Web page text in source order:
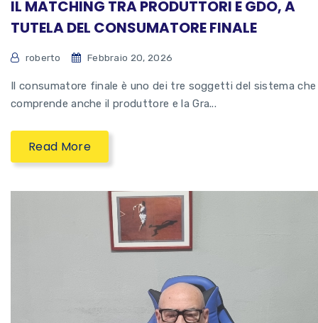
IL MATCHING TRA PRODUTTORI E GDO, A
TUTELA DEL CONSUMATORE FINALE
roberto Febbraio 20, 2026
Il consumatore finale è uno dei tre soggetti del sistema che
comprende anche il produttore e la Gra...
Read More